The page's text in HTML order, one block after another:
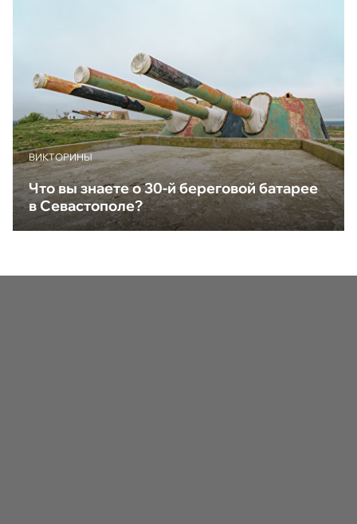
ВИКТОРИНЫ
Что вы знаете о 30-й береговой батарее
в Севастополе?